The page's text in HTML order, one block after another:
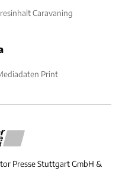
Caravaning
Print
Presse Stuttgart GmbH &